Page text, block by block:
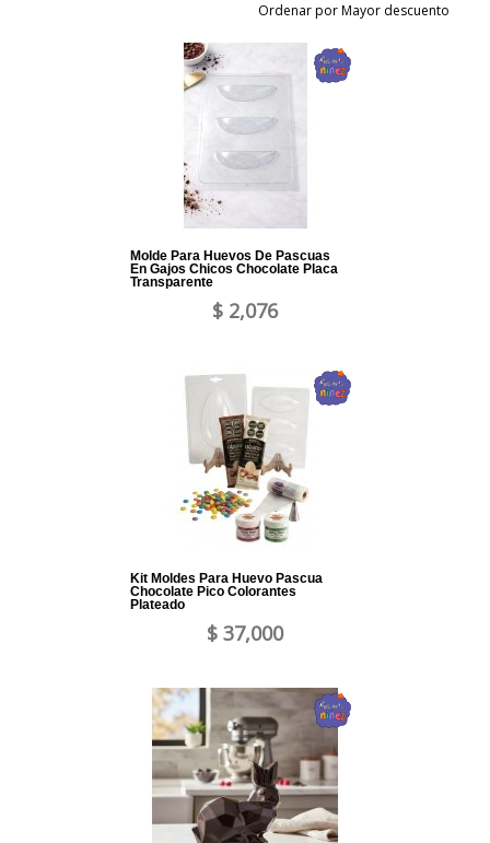
Ordenar por Mayor descuento
Molde Para Huevos De Pascuas
En Gajos Chicos Chocolate Placa
Transparente
$ 2,076
Kit Moldes Para Huevo Pascua
Chocolate Pico Colorantes
Plateado
$ 37,000